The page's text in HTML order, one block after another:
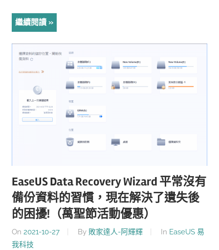
繼續閱讀
EaseUS Data Recovery Wizard 平常沒有
備份資料的習慣，現在解決了遺失後
的困擾!（萬聖節活動優惠）
On 2021-10-27 By 敗家達人-阿輝輝 In EaseUS 易
我科技